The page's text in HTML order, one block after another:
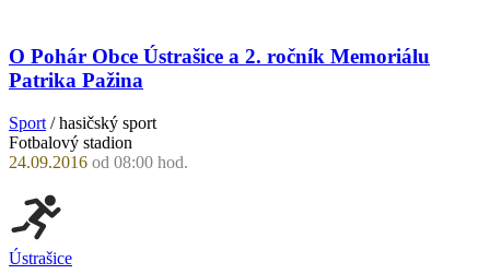
O Pohár Obce Ústrašice a 2. ročník Memoriálu
Patrika Pažina
Sport / hasičský sport
Fotbalový stadion
24.09.2016 od 08:00 hod.
Ústrašice